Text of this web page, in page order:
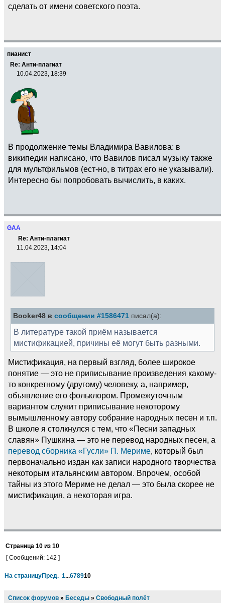
сделать от имени советского поэта.
пианист
Re: Анти-плагиат
10.04.2023, 18:39
В продолжение темы Владимира Вавилова: в
википедии написано, что Вавилов писал музыку также
для мультфильмов (ест-но, в титрах его не указывали).
Интересно бы попробовать вычислить, в каких.
GAA
Re: Анти-плагиат
11.04.2023, 14:04
Booker48 в сообщении #1586471 писал(а):
В литературе такой приём называется
мистификацией, причины её могут быть разными.
Мистификация, на первый взгляд, более широкое
понятие — это не приписывание произведения какому-
то конкретному (другому) человеку, а, например,
объявление его фольклором. Промежуточным
вариантом служит приписывание некоторому
вымышленному автору собрание народных песен и т.п.
В школе я столкнулся с тем, что «Песни западных
славян» Пушкина — это не перевод народных песен, а
перевод сборника «Гусли» П. Мериме, который был
первоначально издан как записи народного творчества
некоторым итальянским автором. Впрочем, особой
тайны из этого Мериме не делал — это была скорее не
мистификация, а некоторая игра.
Страница 10 из 10
[ Сообщений: 142 ]
На страницуПред. 1...678910
Список форумов » Беседы » Свободный полёт